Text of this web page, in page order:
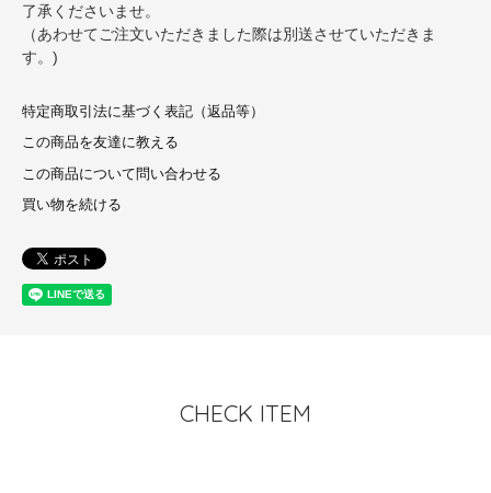
了承くださいませ。
（あわせてご注文いただきました際は別送させていただきま
す。)
特定商取引法に基づく表記（返品等）
この商品を友達に教える
この商品について問い合わせる
買い物を続ける
CHECK ITEM